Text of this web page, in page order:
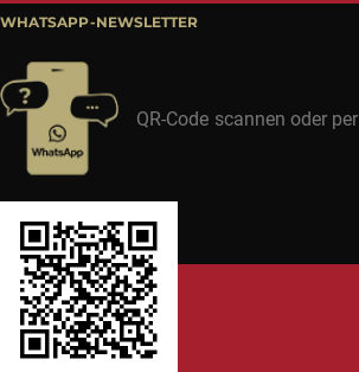
WHATSAPP-NEWSLETTER
QR-Code scannen oder per